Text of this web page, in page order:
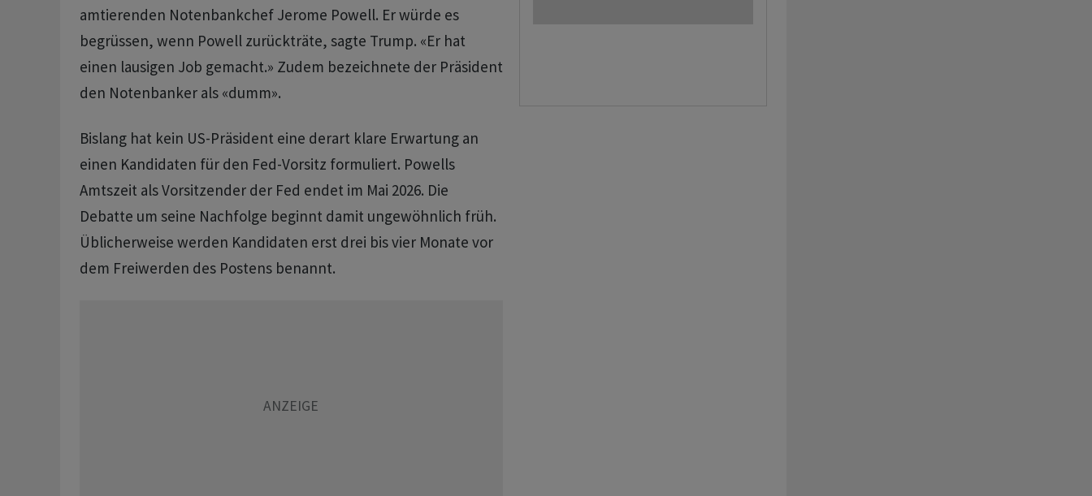
amtierenden Notenbankchef Jerome Powell. Er würde es
begrüssen, wenn Powell zurückträte, sagte Trump. «Er hat
einen lausigen Job gemacht.» Zudem bezeichnete der Präsident
den Notenbanker als «dumm».
Bislang hat kein US-Präsident eine derart klare Erwartung an
einen Kandidaten für den Fed-Vorsitz formuliert. Powells
Amtszeit als Vorsitzender der Fed endet im Mai 2026. Die
Debatte um seine Nachfolge beginnt damit ungewöhnlich früh.
Üblicherweise werden Kandidaten erst drei bis vier Monate vor
dem Freiwerden des Postens benannt.